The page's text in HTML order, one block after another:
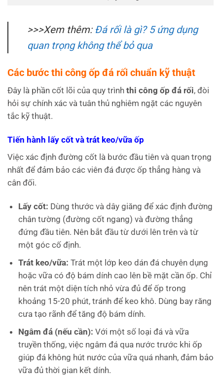
>>>Xem thêm: Đá rối là gì? 5 ứng dụng
quan trọng không thể bỏ qua
Các bước thi công ốp đá rối chuẩn kỹ thuật
Đây là phần cốt lõi của quy trình thi công ốp đá rối, đòi
hỏi sự chính xác và tuân thủ nghiêm ngặt các nguyên
tắc kỹ thuật.
Tiến hành lấy cốt và trát keo/vữa ốp
Việc xác định đường cốt là bước đầu tiên và quan trọng
nhất để đảm bảo các viên đá được ốp thẳng hàng và
cân đối.
Lấy cốt: Dùng thước và dây giăng để xác định đường
chân tường (đường cốt ngang) và đường thẳng
đứng đầu tiên. Nên bắt đầu từ dưới lên trên và từ
một góc cố định.
Trát keo/vữa: Trát một lớp keo dán đá chuyên dụng
hoặc vữa có độ bám dính cao lên bề mặt cần ốp. Chỉ
nên trát một diện tích nhỏ vừa đủ để ốp trong
khoảng 15-20 phút, tránh để keo khô. Dùng bay răng
cưa tạo rãnh để tăng độ bám dính.
Ngâm đá (nếu cần): Với một số loại đá và vữa
truyền thống, việc ngâm đá qua nước trước khi ốp
giúp đá không hút nước của vữa quá nhanh, đảm bảo
vữa đủ thời gian kết dính.